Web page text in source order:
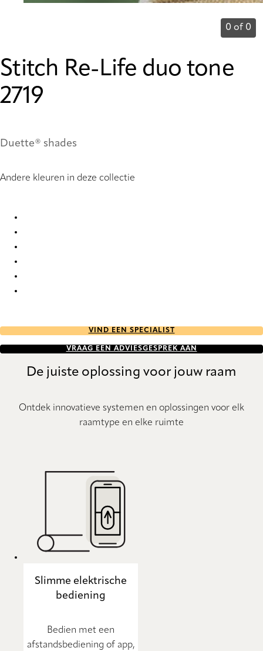
0 of 0
Stitch Re-Life duo tone
2719
Duette® shades
Andere kleuren in deze collectie
VIND EEN SPECIALIST
VRAAG EEN ADVIESGESPREK AAN
De juiste oplossing voor jouw raam
Ontdek innovatieve systemen en oplossingen voor elk
raamtype en elke ruimte
Slimme elektrische
bediening
Bedien met een
afstandsbediening of app,